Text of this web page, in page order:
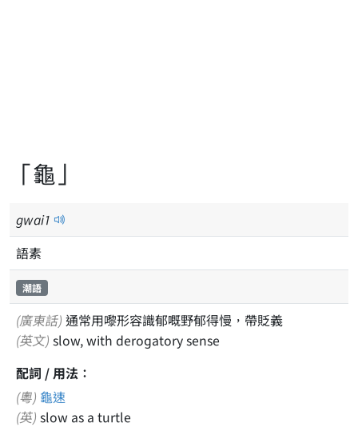
「龜」
gwai1
語素
潮語
(廣東話) 通常用嚟形容識郁嘅野郁得慢，帶貶義
(英文) slow, with derogatory sense
配詞 / 用法：
(粵) 龜速
(英) slow as a turtle